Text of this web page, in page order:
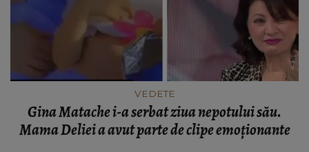
VEDETE
Gina Matache i-a serbat ziua nepotului său.
Mama Deliei a avut parte de clipe emoționante